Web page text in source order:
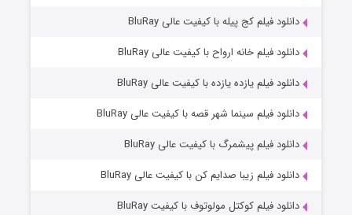
دانلود فیلم کج‌ پیله با کیفیت عالی BluRay
دانلود فیلم خانه ارواح با کیفیت عالی BluRay
دانلود فیلم یازده یازده با کیفیت عالی BluRay
دانلود فیلم سینما شهر قصه با کیفیت عالی BluRay
دانلود فیلم پیشمرگ با کیفیت عالی BluRay
دانلود فیلم زیبا صدایم کن با کیفیت عالی BluRay
دانلود فیلم کوکتل مولوتوف با کیفیت BluRay